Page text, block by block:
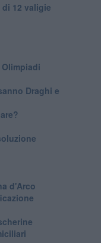
12 valigie
Draghi e
d'Arco